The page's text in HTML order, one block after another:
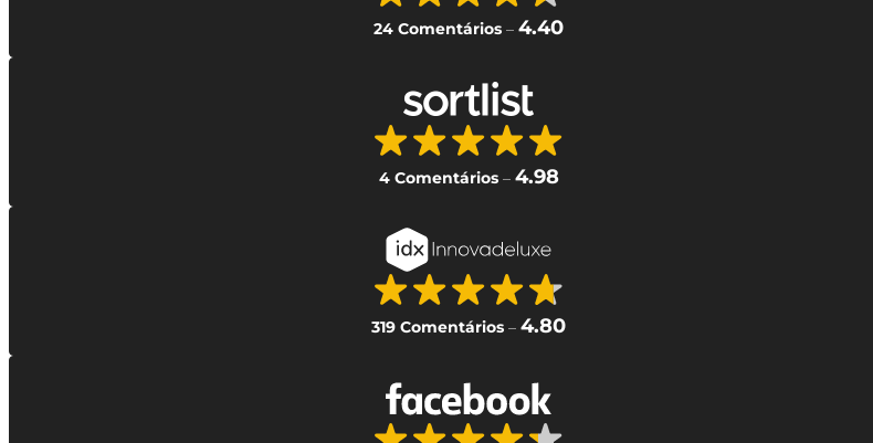
24 Comentários – 4.40
4 Comentários– 4.98
319 Comentários – 4.80